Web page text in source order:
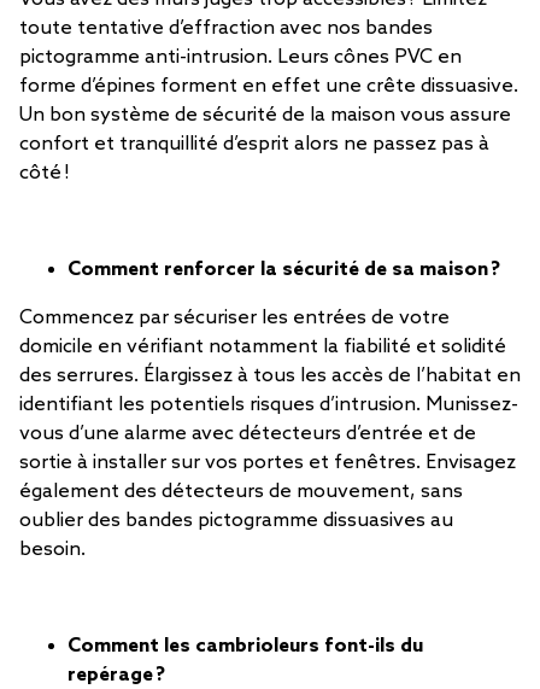
toute tentative d’effraction avec nos bandes
pictogramme anti-intrusion. Leurs cônes PVC en
forme d’épines forment en effet une crête dissuasive.
Un bon système de sécurité de la maison vous assure
confort et tranquillité d’esprit alors ne passez pas à
côté !
Comment renforcer la sécurité de sa maison ?
Commencez par sécuriser les entrées de votre
domicile en vérifiant notamment la fiabilité et solidité
des serrures. Élargissez à tous les accès de l’habitat en
identifiant les potentiels risques d’intrusion. Munissez-
vous d’une alarme avec détecteurs d’entrée et de
sortie à installer sur vos portes et fenêtres. Envisagez
également des détecteurs de mouvement, sans
oublier des bandes pictogramme dissuasives au
besoin.
Comment les cambrioleurs font-ils du
repérage ?